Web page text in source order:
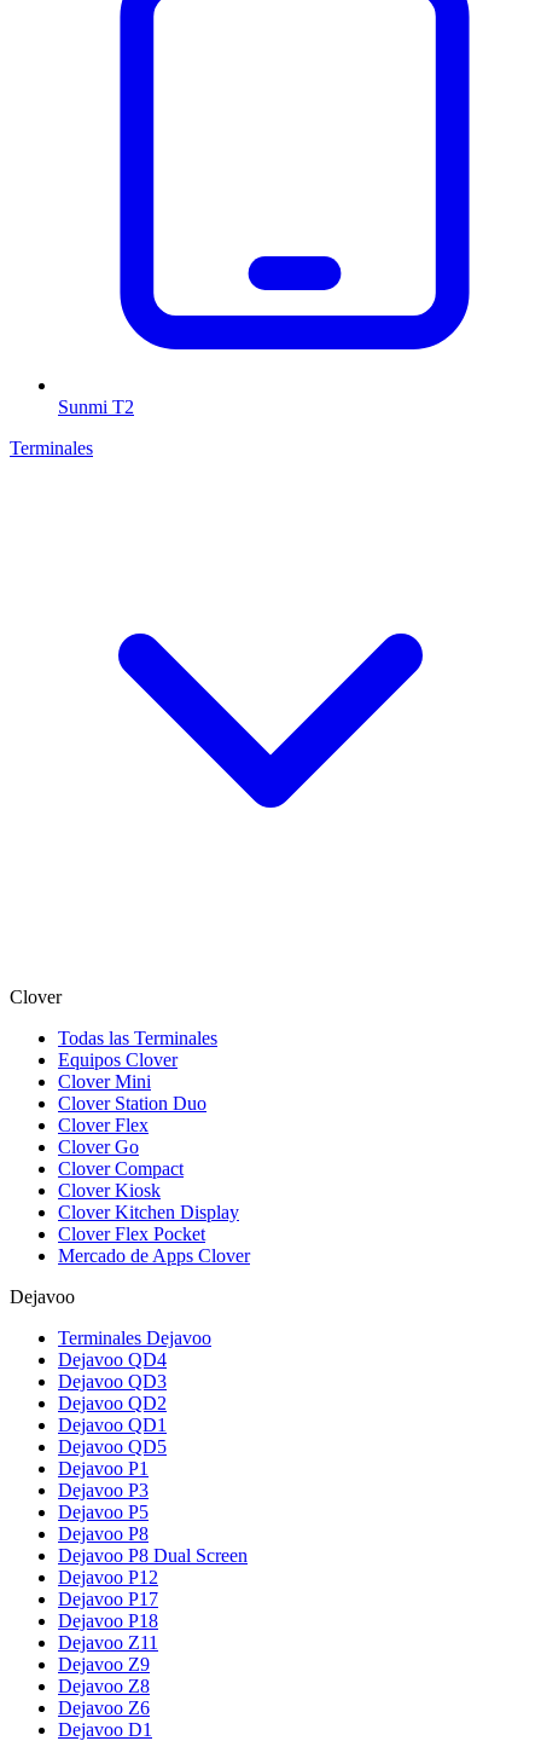
Sunmi T2
Terminales
Clover
Todas las Terminales
Equipos Clover
Clover Mini
Clover Station Duo
Clover Flex
Clover Go
Clover Compact
Clover Kiosk
Clover Kitchen Display
Clover Flex Pocket
Mercado de Apps Clover
Dejavoo
Terminales Dejavoo
Dejavoo QD4
Dejavoo QD3
Dejavoo QD2
Dejavoo QD1
Dejavoo QD5
Dejavoo P1
Dejavoo P3
Dejavoo P5
Dejavoo P8
Dejavoo P8 Dual Screen
Dejavoo P12
Dejavoo P17
Dejavoo P18
Dejavoo Z11
Dejavoo Z9
Dejavoo Z8
Dejavoo Z6
Dejavoo D1